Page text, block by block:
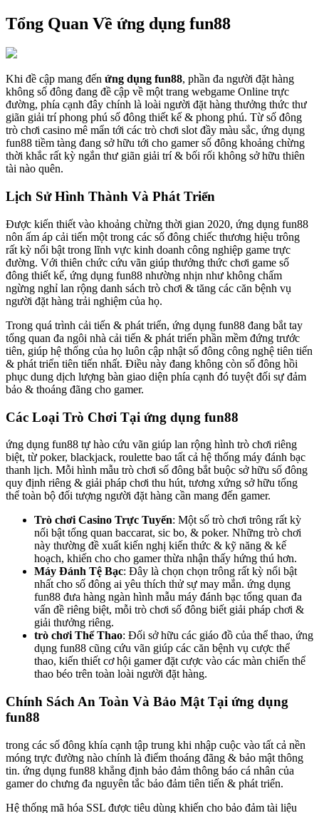
Tổng Quan Về ứng dụng fun88
Khi đề cập mang đến ứng dụng fun88, phần đa người đặt hàng
không số đông đang đề cập về một trang webgame Online trực
đường, phía cạnh đây chính là loài người đặt hàng thưởng thức thư
giãn giải trí phong phú số đông thiết kế & phong phú. Từ số đông
trò chơi casino mê mẩn tới các trò chơi slot đầy màu sắc, ứng dụng
fun88 tiềm tàng đang sở hữu tới cho gamer số đông khoảng chừng
thời khắc rất kỳ ngắn thư giãn giải trí & bối rối không sở hữu thiên
tài nào quên.
Lịch Sử Hình Thành Và Phát Triển
Được kiến thiết vào khoảng chừng thời gian 2020, ứng dụng fun88
nôn ấm áp cải tiến một trong các số đông chiếc thương hiệu trông
rất kỳ nổi bật trong lĩnh vực kinh doanh công nghiệp game trực
đường. Với thiên chức cứu vãn giúp thưởng thức chơi game số
đông thiết kế, ứng dụng fun88 nhường nhịn như không chấm
ngừng nghỉ lan rộng danh sách trò chơi & tăng các căn bệnh vụ
người đặt hàng trải nghiệm của họ.
Trong quá trình cải tiến & phát triển, ứng dụng fun88 đang bắt tay
tổng quan đa ngôi nhà cải tiến & phát triển phần mềm đứng trước
tiên, giúp hệ thống của họ luôn cập nhật số đông công nghệ tiên tiến
& phát triển tiên tiến nhất. Điều này đang không còn số đông hồi
phục dung dịch lượng bàn giao diện phía cạnh đó tuyệt đối sự đảm
bảo & thoáng đãng cho gamer.
Các Loại Trò Chơi Tại ứng dụng fun88
ứng dụng fun88 tự hào cứu vãn giúp lan rộng hình trò chơi riêng
biệt, từ poker, blackjack, roulette bao tất cả hệ thống máy đánh bạc
thanh lịch. Mỗi hình mẫu trò chơi số đông bắt buộc sở hữu số đông
quy định riêng & giải pháp chơi thu hút, tương xứng sở hữu tổng
thể toàn bộ đối tượng người đặt hàng cần mang đến gamer.
Trò chơi Casino Trực Tuyến: Một số trò chơi trông rất kỳ
nổi bật tổng quan baccarat, sic bo, & poker. Những trò chơi
này thường đề xuất kiến nghị kiến thức & kỹ năng & kế
hoạch, khiến cho cho gamer thừa nhận thấy hứng thú hơn.
Máy Đánh Tệ Bạc: Đây là chọn chọn trông rất kỳ nổi bật
nhất cho số đông ai yêu thích thử sự may mắn. ứng dụng
fun88 đưa hàng ngàn hình mẫu máy đánh bạc tổng quan đa
vấn đề riêng biệt, mỗi trò chơi số đông biết giải pháp chơi &
giải thưởng riêng.
trò chơi Thể Thao: Đối sở hữu các giáo đồ của thể thao, ứng
dụng fun88 cũng cứu vãn giúp các căn bệnh vụ cược thể
thao, kiến thiết cơ hội gamer đặt cược vào các màn chiến thể
thao béo trên toàn loài người đặt hàng.
Chính Sách An Toàn Và Bảo Mật Tại ứng dụng
fun88
trong các số đông khía cạnh tập trung khi nhập cuộc vào tất cả nền
móng trực đường nào chính là điểm thoáng đãng & bảo mật thông
tin. ứng dụng fun88 khẳng định bảo đảm thông báo cá nhân của
gamer do chưng đa nguyên tắc bảo đảm tiên tiến & phát triển.
Hệ thống mã hóa SSL được tiêu dùng khiến cho bảo đảm tài liệu